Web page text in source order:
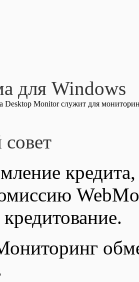
для Windows
Desktop Monitor служит для